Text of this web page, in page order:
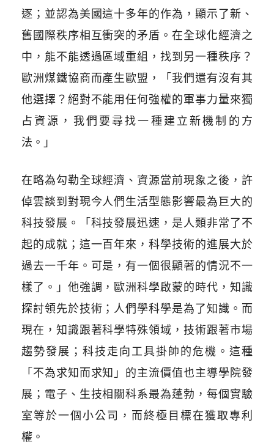
逐；並認為美國這十多年的作為，顯示了新、
舊國際秩序相互衝突的矛盾。在全球化經濟之
中，能不能透過區域重組，找到另一種秩序？
歐洲煤鐵協商而產生歐盟，「我們還有沒有其
他選擇？絕對不能用任何強權的軍事力量來獨
占資源，我們要尋找一種建立新機制的方
法。」
在略為勾勒全球經濟、資源當前現象之後，許
倬雲談到對現今人們生活型態影響最為巨大的
科技發展。「科技發展迅速，是人類非常了不
起的成就；這一百年來，科學技術的進展大於
過去一千年。可是，有一個很顯著的情況不一
樣了。」他強調，歐洲科學啟蒙的時代，知識
探討領先於技術；人們學科學是為了知識。而
現在，知識跟著科學特殊領域，技術跟著市場
趨勢發展；科技走向工具掛帥的危機。這種
「不為求知而求知」的主流價值也主導學院發
展；電子、生技相關科系最為蓬勃，每個實驗
室等於一個小公司，而終極目標在獲取專利
權。